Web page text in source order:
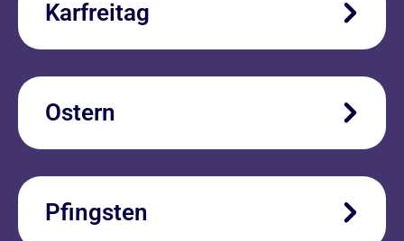
Karfreitag
Ostern
Pfingsten